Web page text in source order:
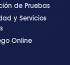
de Pruebas
y Servicios
Online